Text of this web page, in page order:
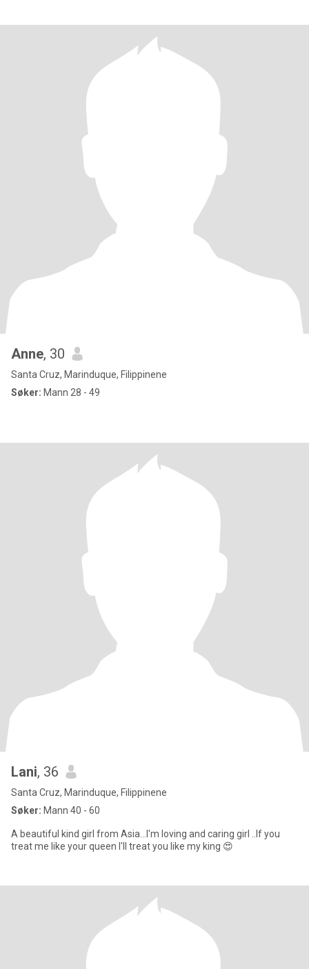
Anne, 30
Santa Cruz, Marinduque, Filippinene
Søker: Mann 28 - 49
Lani, 36
Santa Cruz, Marinduque, Filippinene
Søker: Mann 40 - 60
A beautiful kind girl from Asia...I'm loving and caring girl ..If you
treat me like your queen I'll treat you like my king 😍